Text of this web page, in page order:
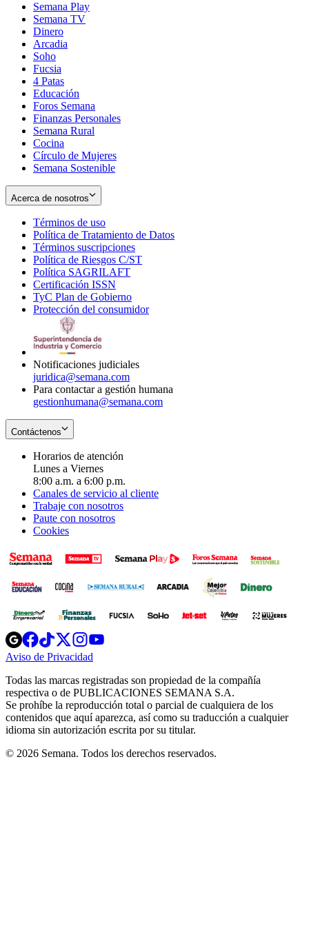
Semana Play
Semana TV
Dinero
Arcadia
Soho
in
new
window
Fucsia
in
new
window
4 Patas
Educación
Foros Semana
Finanzas Personales
Semana Rural
Cocina
Círculo de Mujeres
Semana Sostenible
Acerca de nosotros
Términos de uso
in
new
window
Política de Tratamiento de Datos
Términos suscripciones
in
Política de Riesgos C/ST
Política SAGRILAFT
new
window
Certificación ISSN
in
new
TyC Plan de Gobierno
in
Protección del consumidorOpens
Notificaciones judiciales
juridica@semana.com
Para contactar a gestión humana
gestionhumana@semana.com
Contáctenos
Horarios de atención
Lunes a Viernes
8:00 a.m. a 6:00 p.m.
Canales de servicio al cliente
Trabaje con nosotros
Paute con nosotros
Cookies
Opens
in
new
Opens
in
new
Opens
in
new
window
Opens
new
windowwindow
Aviso de Privacidad
new
window
Todas las marcas registradas son propiedad de la compañía
respectiva o de PUBLICACIONES SEMANA S.A.
Se prohíbe la reproducción total o parcial de cualquiera de los
contenidos que aquí aparezca, así como su traducción a cualquier
idioma sin autorización escrita por su titular.
© 2026 Semana. Todos los derechos reservados.